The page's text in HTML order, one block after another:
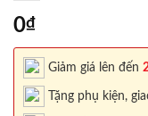
0₫
Giảm giá lên đến
Tặng phụ kiện,